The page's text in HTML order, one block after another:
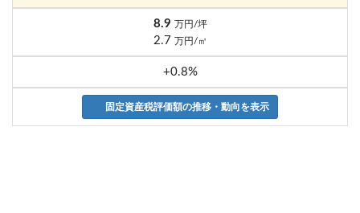
8.9 万円/坪
2.7 万円/㎡
+0.8%
固定資産税評価額の推移・動向を表示